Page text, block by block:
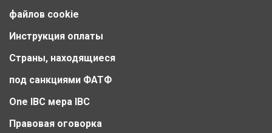
файлов cookie
Инструкция оплаты
Страны, находящиеся
под санкциями ФАТФ
One IBC мера IBC
Правовая оговорка